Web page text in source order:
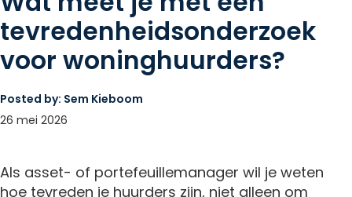
tevredenheidsonderzoek
voor woninghuurders?
Posted by: Sem Kieboom
26 mei 2026
Als asset- of portefeuillemanager wil je weten
hoe tevreden je huurders zijn, niet alleen om